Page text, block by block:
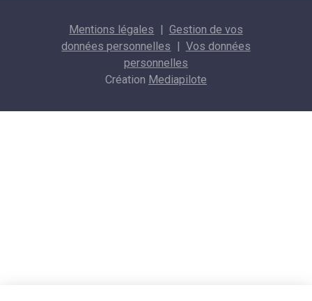
Mentions légales
Gestion de vos
données personnelles
Vos données
personnelles
Création Mediapilote